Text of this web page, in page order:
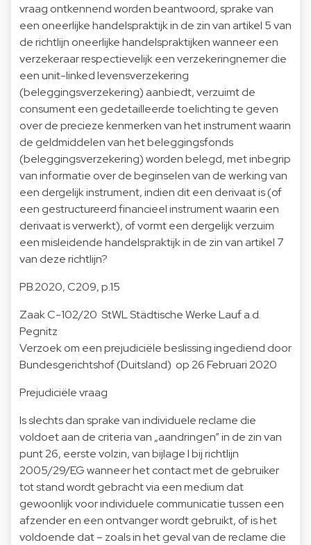
vraag ontkennend worden beantwoord, sprake van
een oneerlijke handelspraktijk in de zin van artikel 5 van
de richtlijn oneerlijke handelspraktijken wanneer een
verzekeraar respectievelijk een verzekeringnemer die
een unit-linked levensverzekering
(beleggingsverzekering) aanbiedt, verzuimt de
consument een gedetailleerde toelichting te geven
over de precieze kenmerken van het instrument waarin
de geldmiddelen van het beleggingsfonds
(beleggingsverzekering) worden belegd, met inbegrip
van informatie over de beginselen van de werking van
een dergelijk instrument, indien dit een derivaat is (of
een gestructureerd financieel instrument waarin een
derivaat is verwerkt), of vormt een dergelijk verzuim
een misleidende handelspraktijk in de zin van artikel 7
van deze richtlijn?
PB.2020, C209, p.15
Zaak C-102/20 StWL Städtische Werke Lauf a.d.
Pegnitz
Verzoek om een prejudiciële beslissing ingediend door
Bundesgerichtshof (Duitsland) op 26 Februari 2020
Prejudiciële vraag
Is slechts dan sprake van individuele reclame die
voldoet aan de criteria van „aandringen” in de zin van
punt 26, eerste volzin, van bijlage I bij richtlijn
2005/29/EG wanneer het contact met de gebruiker
tot stand wordt gebracht via een medium dat
gewoonlijk voor individuele communicatie tussen een
afzender en een ontvanger wordt gebruikt, of is het
voldoende dat – zoals in het geval van de reclame die